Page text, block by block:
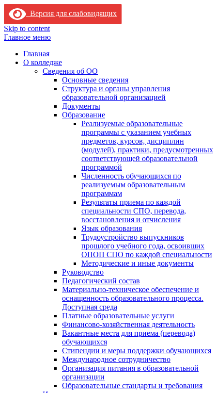
Версия для слабовидящих
Skip to content
Главное меню
Главная
О колледже
Сведения об ОО
Основные сведения
Структура и органы управления
образовательной организацией
Документы
Образование
Реализуемые образовательные
программы с указанием учебных
предметов, курсов, дисциплин
(модулей), практики, предусмотренных
соответствующей образовательной
программой
Численность обучающихся по
реализуемым образовательным
программам
Результаты приема по каждой
специальности СПО, перевода,
восстановления и отчисления
Язык образования
Трудоустройство выпускников
прошлого учебного года, освоивших
ОПОП СПО по каждой специальности
Методические и иные документы
Руководство
Педагогический состав
Материально-техническое обеспечение и
оснащенность образовательного процесса.
Доступная среда
Платные образовательные услуги
Финансово-хозяйственная деятельность
Вакантные места для приема (перевода)
обучающихся
Стипендии и меры поддержки обучающихся
Международное сотрудничество
Организация питания в образовательной
организации
Образовательные стандарты и требования